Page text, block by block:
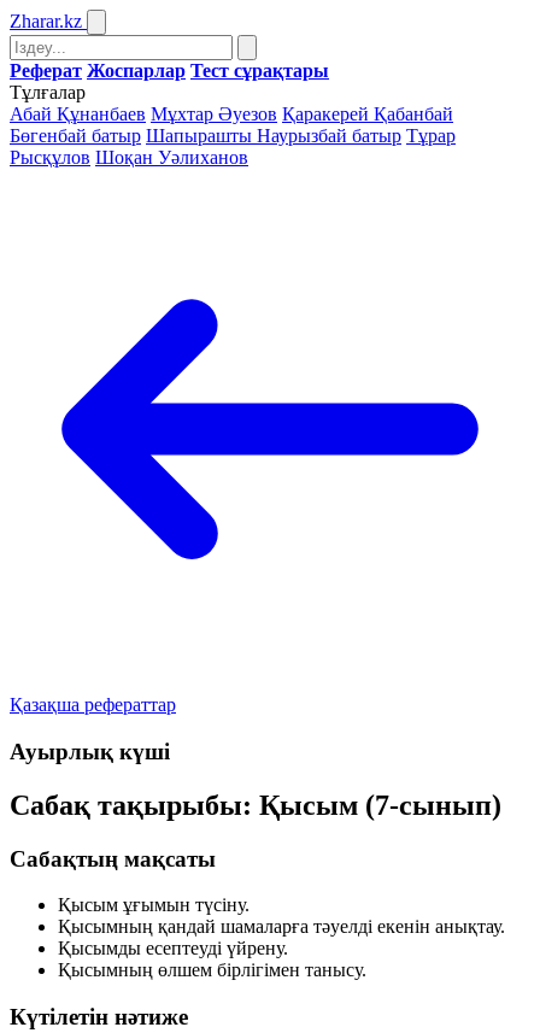
Zharar.kz
Реферат Жоспарлар Тест сұрақтары
Тұлғалар
Абай Құнанбаев Мұхтар Әуезов Қаракерей Қабанбай
Бөгенбай батыр Шапырашты Наурызбай батыр Тұрар
Рысқұлов Шоқан Уәлиханов
Қазақша рефераттар
Ауырлық күші
Сабақ тақырыбы: Қысым (7-сынып)
Сабақтың мақсаты
Қысым ұғымын түсіну.
Қысымның қандай шамаларға тәуелді екенін анықтау.
Қысымды есептеуді үйрену.
Қысымның өлшем бірлігімен танысу.
Күтілетін нәтиже